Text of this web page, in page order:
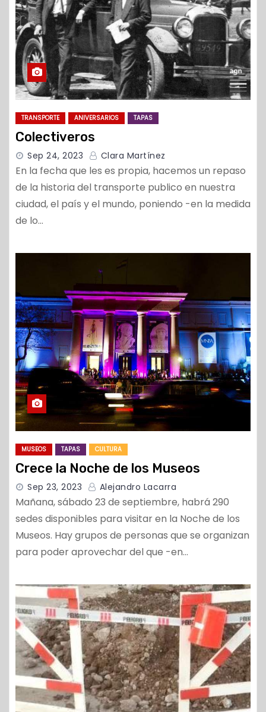
TRANSPORTE ANIVERSARIOS TAPAS
Colectiveros
Sep 24, 2023 Clara Martínez
En la fecha que les es propia, hacemos un repaso
de la historia del transporte publico en nuestra
ciudad, el país y el mundo, poniendo -en la medida
de lo…
MUSEOS TAPAS CULTURA
Crece la Noche de los Museos
Sep 23, 2023 Alejandro Lacarra
Mañana, sábado 23 de septiembre, habrá 290
sedes disponibles para visitar en la Noche de los
Museos. Hay grupos de personas que se organizan
para poder aprovechar del que -en…